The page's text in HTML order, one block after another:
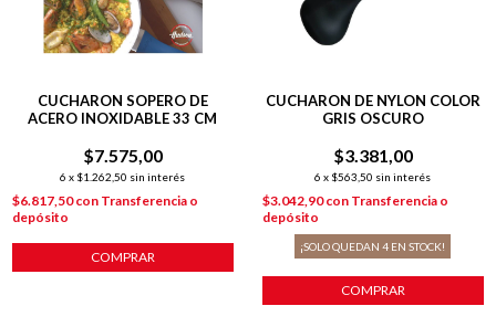
CUCHARON SOPERO DE
ACERO INOXIDABLE 33 CM
$7.575,00
6 x $1.262,50 sin interés
$6.817,50con Transferencia o
depósito
COMPRAR
CUCHARON DE NYLON COLOR
GRIS OSCURO
$3.381,00
6 x $563,50 sin interés
$3.042,90con Transferencia o
depósito
¡SOLO QUEDAN4 EN STOCK!
COMPRAR